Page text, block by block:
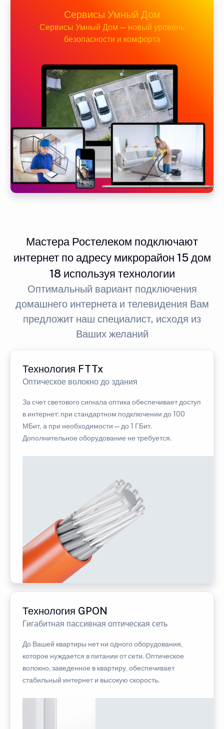
Сервисы Умный Дом
Сервисы Умный Дом — новый уровень
безопасности и комфорта
Мастера Ростелеком подключают
интернет по адресу микрорайон 15 дом
18 используя технологии
Оптимальный вариант подключения
домашнего интернета и телевидения Вам
предложит наш специалист, исходя из
Ваших желаний
Технология FTTx
Оптическое волокно до здания
За счет светового сигнала оптика обеспечивает доступ
в интернет: при стандартном подключении до 100
МБит, а при необходимости — до 1 ГБит.
Дополнительное оборудование не требуется.
Технология GPON
Гигабитная пассивная оптическая сеть
До Вашей квартиры нет ни одного оборудования,
которое нуждается в питании от сети. Оптическое
волокно, заведенное в квартиру, обеспечивает
стабильный интернет и высокую скорость.